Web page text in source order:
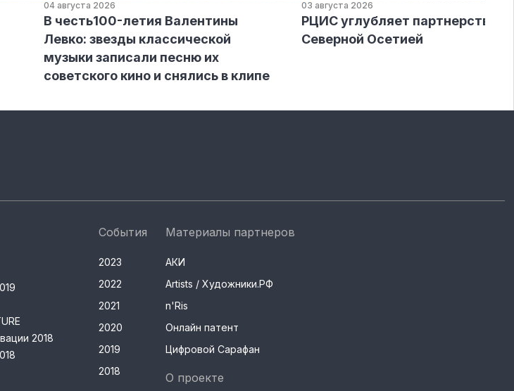
04 августа 2026
В честь100-летия Валентины
Левко: звезды классической
музыки записали песню их
советского кино и снялись в клипе
03 августа 2026
РЦИС углубляет партнерство с
Северной Осетией
2018
События
2023
2022
2021
2020
2019
2018
Материалы партнеров
АКИ
Artists / Художники.РФ
n'Ris
Онлайн патент
Цифровой Сарафан
О проекте